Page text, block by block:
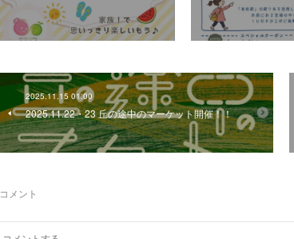
2025.11.15 01:00
2025.11.22・23 丘の途中のマーケット開催！！
コメント